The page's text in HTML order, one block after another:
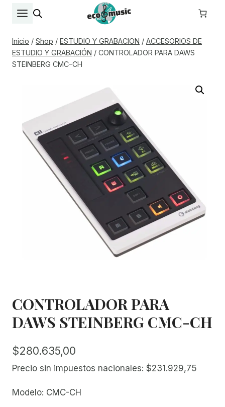
Inicio / Shop / ESTUDIO Y GRABACION / ACCESORIOS DE
ESTUDIO Y GRABACIÓN / CONTROLADOR PARA DAWS
STEINBERG CMC-CH
CONTROLADOR PARA
DAWS STEINBERG CMC-CH
$280.635,00
Precio sin impuestos nacionales: $231.929,75
Modelo: CMC-CH